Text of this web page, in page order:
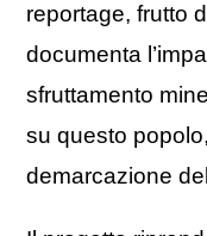
reportage, frutto
documenta
sfruttamento
su questo
demarcazione